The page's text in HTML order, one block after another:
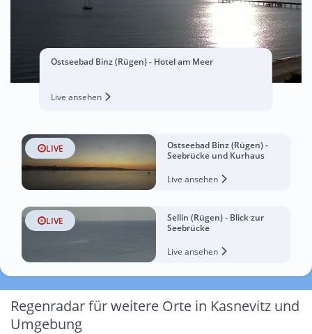
Ostseebad Binz (Rügen) - Hotel am Meer
Live ansehen
LIVE
Ostseebad Binz (Rügen) -
Seebrücke und Kurhaus
Live ansehen
LIVE
Sellin (Rügen) - Blick zur
Seebrücke
Live ansehen
Regenradar für weitere Orte in Kasnevitz und
Umgebung